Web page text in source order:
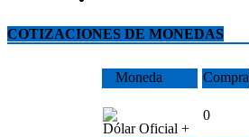
COTIZACIONES DE MONEDAS
Moneda Compra
Dólar Oficial +
0